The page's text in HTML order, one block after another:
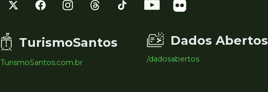
TurismoSantos
TurismoSantos.com.br
Dados Abertos
/dadosabertos